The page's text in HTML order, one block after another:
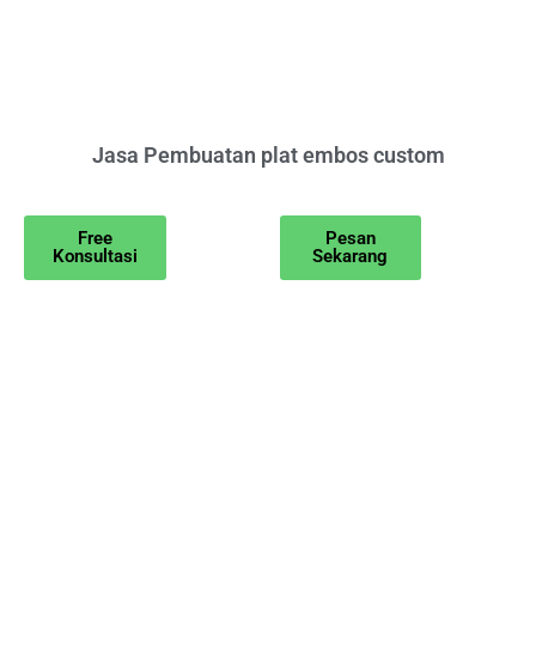
Jasa Pembuatan plat embos custom
Free
Konsultasi
Pesan
Sekarang